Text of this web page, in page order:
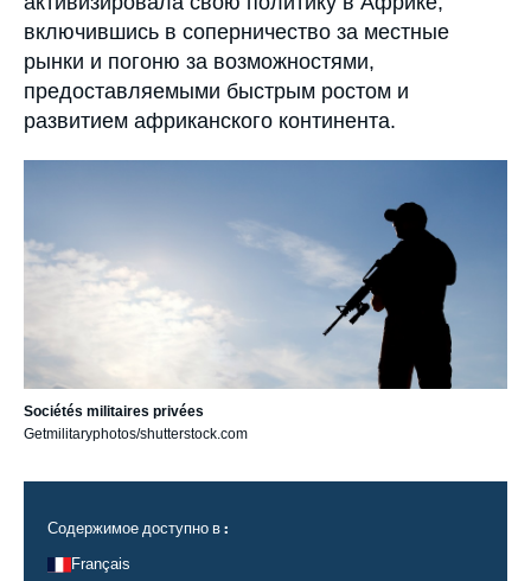
включившись в соперничество за местные
рынки и погоню за возможностями,
предоставляемыми быстрым ростом и
развитием африканского континента.
Sociétés militaires privées
Getmilitaryphotos/shutterstock.com
Содержимое доступно в :
Français